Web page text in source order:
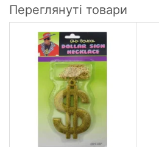
Переглянуті товари